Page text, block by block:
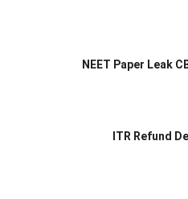
NEET Paper Leak
ITR Refund